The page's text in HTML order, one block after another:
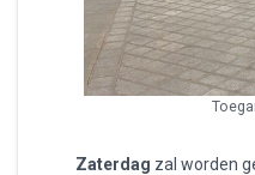
Zaterdag zal worden